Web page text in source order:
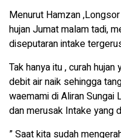
Menurut Hamzan
hujan Jumat malam tadi,
diseputaran intake
Tak hanya itu , curah
debit air naik sehingga
waemami di Aliran Sungai
dan merusak Intake yang
” Saat kita sudah